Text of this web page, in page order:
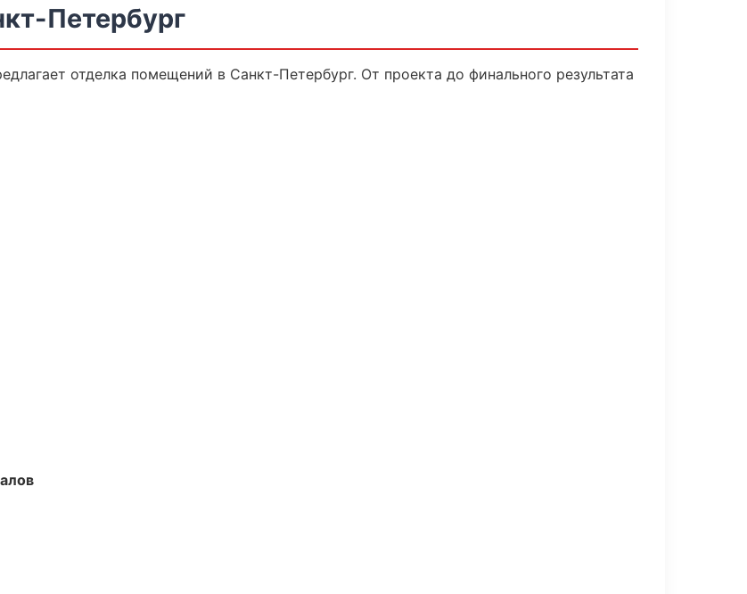
Петербург
отделка помещений в Санкт-Петербург. От проекта до финального результата